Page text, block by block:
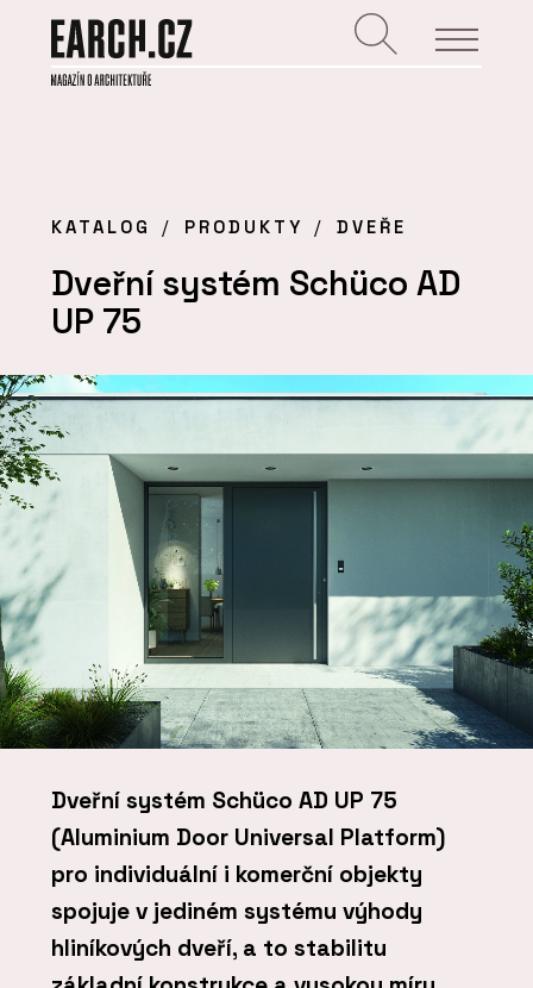
KATALOG PRODUKTY DVEŘE
Dveřní systém Schüco AD
UP 75
Dveřní systém Schüco AD UP 75
(Aluminium Door Universal Platform)
pro individuální i komerční objekty
spojuje v jediném systému výhody
hliníkových dveří, a to stabilitu